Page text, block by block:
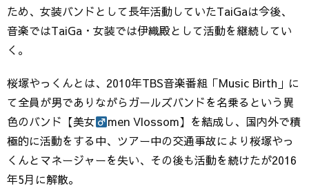
ため、女装バンドとして長年活動していたTaiGaは今後、
音楽ではTaiGa・女装では伊織殿として活動を継続してい
く。
桜塚やっくんとは、2010年TBS音楽番組「Music Birth」に
て全員が男でありながらガールズバンドを名乗るという異
色のバンド【美女
men Vlossom】を結成し、国内外で積
極的に活動をする中、ツアー中の交通事故により桜塚やっ
くんとマネージャーを失い、その後も活動を続けたが2016
年5月に解散。